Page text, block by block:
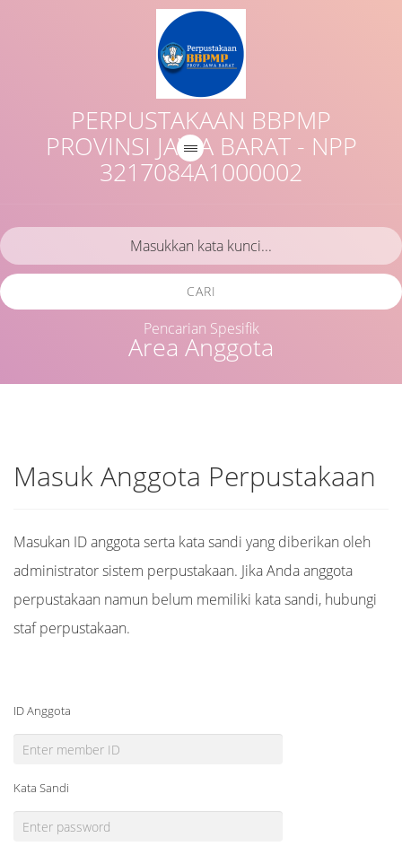
PERPUSTAKAAN BBPMP
PROVINSI JAWA BARAT - NPP
3217084A1000002
Area Anggota
CARI
Pencarian Spesifik
Masuk Anggota Perpustakaan
Masukan ID anggota serta kata sandi yang diberikan oleh
administrator sistem perpustakaan. Jika Anda anggota
perpustakaan namun belum memiliki kata sandi, hubungi
staf perpustakaan.
ID Anggota
Kata Sandi